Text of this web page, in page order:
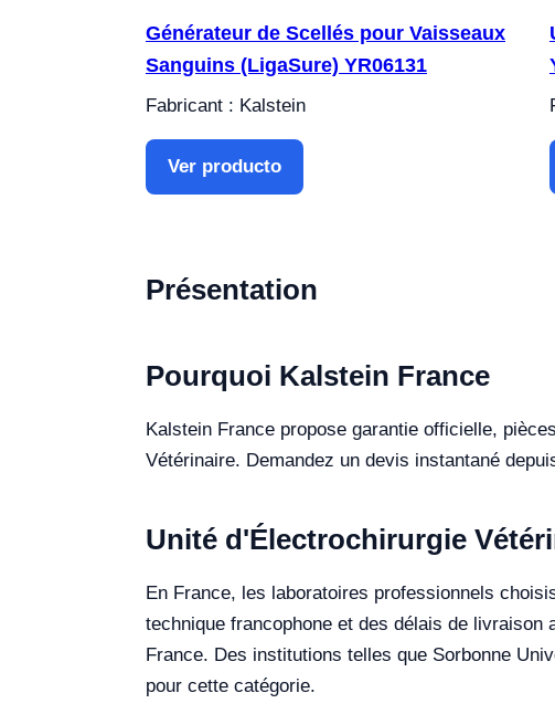
Générateur de Scellés pour Vaisseaux
Sanguins (LigaSure) YR06131
Fabricant : Kalstein
Ver producto
Présentation
Pourquoi Kalstein France
Kalstein France propose garantie officielle,
Vétérinaire. Demandez un devis instantané
Unité d'Électrochirurgie
En France, les laboratoires professionnels
technique francophone et des délais de
France. Des institutions telles que Sorbonne
pour cette catégorie.